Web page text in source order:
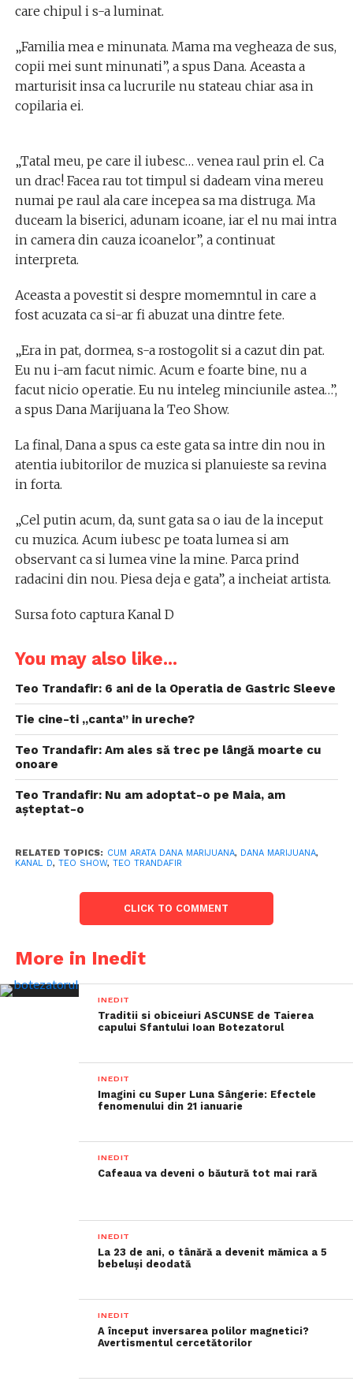
care chipul i s-a luminat.
„Familia mea e minunata. Mama ma vegheaza de sus,
copii mei sunt minunati”, a spus Dana. Aceasta a
marturisit insa ca lucrurile nu stateau chiar asa in
copilaria ei.
„Tatal meu, pe care il iubesc… venea raul prin el. Ca
un drac! Facea rau tot timpul si dadeam vina mereu
numai pe raul ala care incepea sa ma distruga. Ma
duceam la biserici, adunam icoane, iar el nu mai intra
in camera din cauza icoanelor”, a continuat
interpreta.
Aceasta a povestit si despre momemntul in care a
fost acuzata ca si-ar fi abuzat una dintre fete.
„Era in pat, dormea, s-a rostogolit si a cazut din pat.
Eu nu i-am facut nimic. Acum e foarte bine, nu a
facut nicio operatie. Eu nu inteleg minciunile astea…”,
a spus Dana Marijuana la Teo Show.
La final, Dana a spus ca este gata sa intre din nou in
atentia iubitorilor de muzica si planuieste sa revina
in forta.
„Cel putin acum, da, sunt gata sa o iau de la inceput
cu muzica. Acum iubesc pe toata lumea si am
observant ca si lumea vine la mine. Parca prind
radacini din nou. Piesa deja e gata”, a incheiat artista.
Sursa foto captura Kanal D
You may also like...
Teo Trandafir: 6 ani de la Operatia de Gastric Sleeve
Tie cine-ti „canta” in ureche?
Teo Trandafir: Am ales să trec pe lângă moarte cu
onoare
Teo Trandafir: Nu am adoptat-o pe Maia, am
așteptat-o
RELATED TOPICS: CUM ARATA DANA MARIJUANA, DANA MARIJUANA,
KANAL D, TEO SHOW, TEO TRANDAFIR
CLICK TO COMMENT
More in Inedit
INEDIT
Traditii si obiceiuri ASCUNSE de Taierea
capului Sfantului Ioan Botezatorul
INEDIT
Imagini cu Super Luna Sângerie: Efectele
fenomenului din 21 ianuarie
INEDIT
Cafeaua va deveni o băutură tot mai rară
INEDIT
La 23 de ani, o tânără a devenit mămica a 5
bebeluși deodată
INEDIT
A început inversarea polilor magnetici?
Avertismentul cercetătorilor